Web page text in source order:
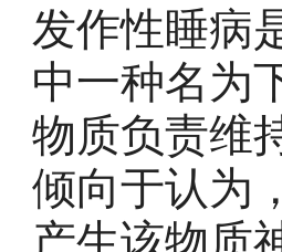
发作性睡病
中一种名为
物质负责维
倾向于认为
产生该物质